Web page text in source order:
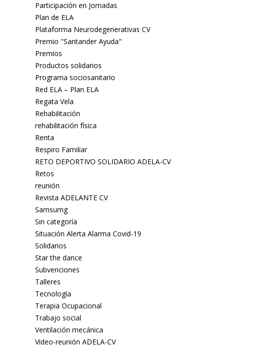
Participación en Jornadas
Plan de ELA
Plataforma Neurodegenerativas CV
Premio "Santander Ayuda"
Premios
Productos solidarios
Programa sociosanitario
Red ELA – Plan ELA
Regata Vela
Rehabilitación
rehabilitación física
Renta
Respiro Familiar
RETO DEPORTIVO SOLIDARIO ADELA-CV
Retos
reunión
Revista ADELANTE CV
Samsumg
Sin categoría
Situación Alerta Alarma Covid-19
Solidarios
Star the dance
Subvenciones
Talleres
Tecnología
Terapia Ocupacional
Trabajo social
Ventilación mecánica
Video-reunión ADELA-CV